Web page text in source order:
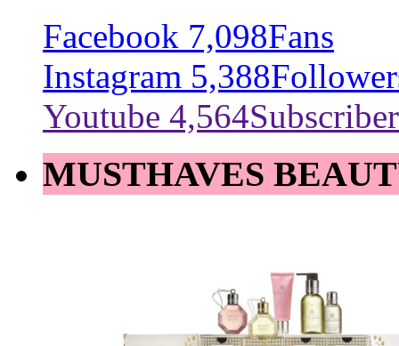
Facebook 7,098Fans
Instagram 5,388
Youtube 4,564Subscriber
MUSTHAVES